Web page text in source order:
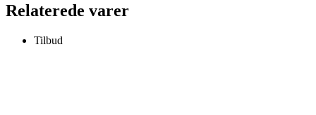
med
antal
Relaterede varer
Tilbud